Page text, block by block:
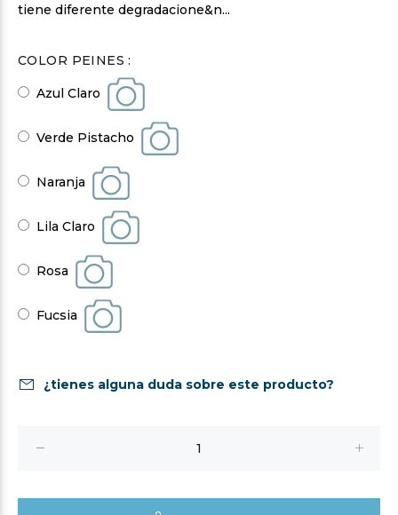
tiene diferente degradacione&n...
COLOR PEINES :
Azul Claro
Verde Pistacho
Naranja
Lila Claro
Rosa
Fucsia
¿tienes alguna duda sobre este producto?